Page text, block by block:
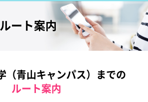
ート案内
（青山キャンパス）までの
ルート案内